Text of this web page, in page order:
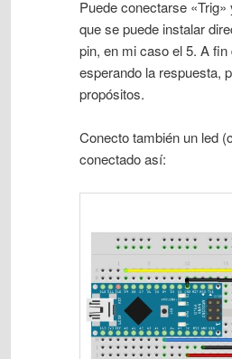
Puede conectarse
que se puede instalar
pin, en mi caso el 5. A
esperando la respuesta,
propósitos.
Conecto también un led
conectado así: